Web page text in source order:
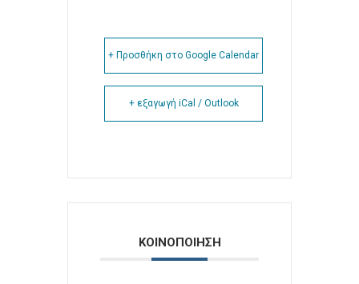
+ Προσθήκη στο Google Calendar
+ εξαγωγή iCal / Outlook
ΚΟΙΝΟΠΟΙΗΣΗ